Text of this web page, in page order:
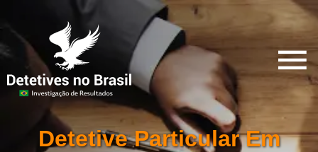
Detetive Particular Em